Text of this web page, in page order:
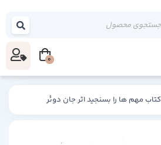
کتاب مهم ها را بسنجید اثر جان دوئر
0